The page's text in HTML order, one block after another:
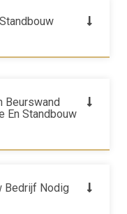
Beurswand
En Standbouw
Bedrijf Nodig